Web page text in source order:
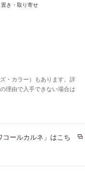
置き・取り寄せ
・カラー）もあります。詳
理由で入手できない場合は
コールカルネ」はこち